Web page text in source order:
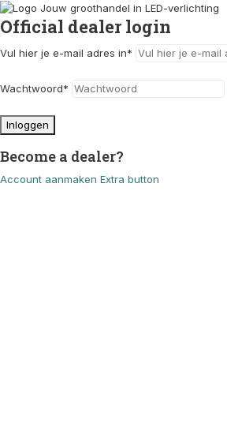
Official dealer login
Vul hier je e-mail adres in*
Wachtwoord*
Inloggen
Become a dealer?
Account aanmaken Extra button